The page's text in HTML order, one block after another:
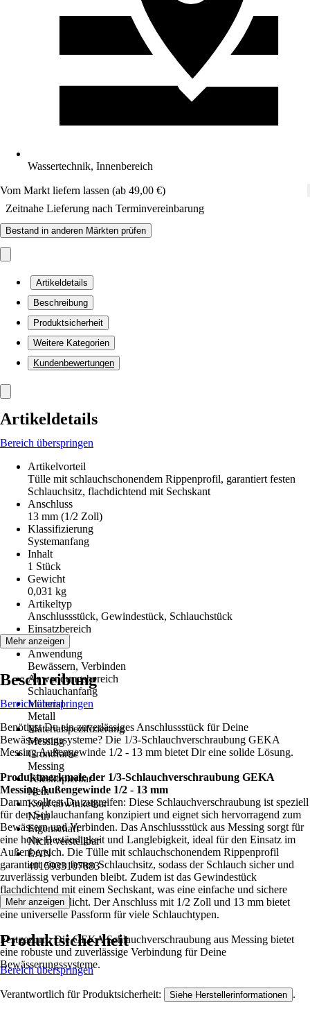
Wassertechnik, Innenbereich
Vom Markt liefern lassen (ab 49,00 €)
Zeitnahe Lieferung nach Terminvereinbarung
Bestand in anderen Märkten prüfen
Artikeldetails
Beschreibung
Produktsicherheit
Weitere Kategorien
Kundenbewertungen
Artikeldetails
Bereich überspringen
Artikelvorteil
Tülle mit schlauchschonendem Rippenprofil, garantiert festen
Schlauchsitz, flachdichtend mit Sechskant
Anschluss
13 mm (1/2 Zoll)
Klassifizierung
Systemanfang
Inhalt
1 Stück
Gewicht
0,031 kg
Artikeltyp
Anschlussstück, Gewindestück, Schlauchstück
Einsatzbereich
Außen
Anwendung
Bewässern, Verbinden
Anwendungsbereich
Schlauchanfang
Material
Metall
Materialspezifizierung
Messing
Grundfarbe
Messing
Teleskopierbar
Nein
Kopf abwinkelbar
Nein
Eigenschaft
Nicht verstellbar
EAN
4015933107883
Mehr anzeigen
Beschreibung
Bereich überspringen
Benötigst Du ein zuverlässiges Anschlussstück für Deine
Bewässerungssysteme? Die 1/3-Schlauchverschraubung GEKA
Messing Außengewinde 1/2 - 13 mm bietet Dir eine solide Lösung.
Produktmerkmale der 1/3-Schlauchverschraubung GEKA
Messing Außengewinde 1/2 - 13 mm
Darum solltest Du zugreifen: Diese Schlauchverschraubung ist speziell
für den Schlauchanfang konzipiert und eignet sich hervorragend zum
Bewässern und Verbinden. Das Anschlussstück aus Messing sorgt für
eine hohe Beständigkeit und Langlebigkeit, ideal für den Einsatz im
Außenbereich. Die Tülle mit schlauchschonendem Rippenprofil
garantiert einen festen Schlauchsitz, sodass der Schlauch sicher und
zuverlässig verbunden bleibt. Zudem ist das Gewindestück
flachdichtend mit einem Sechskant, was eine einfache und sichere
Montage ermöglicht. Der Anschluss mit 1/2 Zoll und 13 mm bietet
eine universelle Passform für viele Schlauchtypen.
Festgezurrt: Die GEKA Schlauchverschraubung aus Messing bietet
eine robuste und zuverlässige Verbindung für Deine
Bewässerungssysteme.
Mehr anzeigen
Produktsicherheit
Bereich überspringen
Verantwortlich für Produktsicherheit: Siehe Herstellerinformationen .